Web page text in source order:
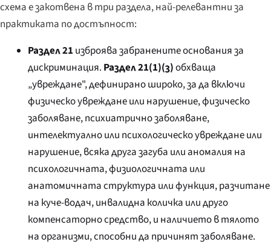
схема е закотвена в три раздела, най-релевантни за
практиката по достъпност:
Раздел 21 изброява забранените основания за
дискриминация. Раздел 21(1)(з)обхваща
„увреждане", дефинирано широко, за да включи
физическо увреждане или нарушение, физическо
заболяване, психиатрично заболяване,
интелектуално или психологическо увреждане или
нарушение, всяка друга загуба или аномалия на
психологичната, физиологичната или
анатомичната структура или функция, разчитане
на куче-водач, инвалидна количка или друго
компенсаторно средство, и наличието в тялото
на организми, способни да причинят заболяване.